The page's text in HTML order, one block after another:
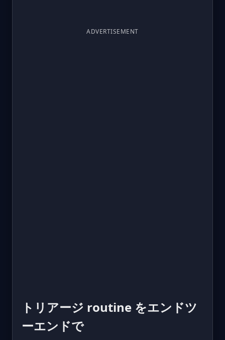
ADVERTISEMENT
トリアージ routine をエンドツ
ーエンドで